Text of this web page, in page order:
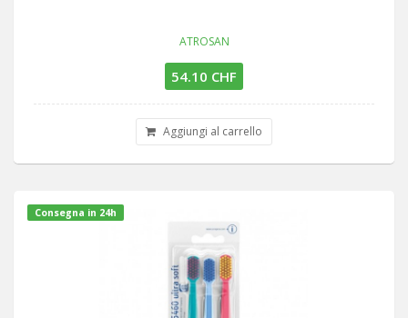
ATROSAN
54.10 CHF
Aggiungi al carrello
Consegna in 24h